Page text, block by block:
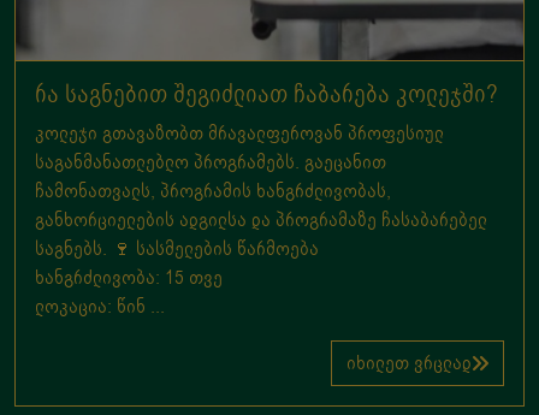
რა საგნებით შეგიძლიათ ჩაბარება კოლეჯში?
კოლეჯი გთავაზობთ მრავალფეროვან პროფესიულ
საგანმანათლებლო პროგრამებს. გაეცანით
ჩამონათვალს, პროგრამის ხანგრძლივობას,
განხორციელების ადგილსა და პროგრამაზე ჩასაბარებელ
საგნებს. 🍷 სასმელების წარმოება
ხანგრძლივობა: 15 თვე
ლოკაცია: წინ ...
იხილეთ ვრცლად